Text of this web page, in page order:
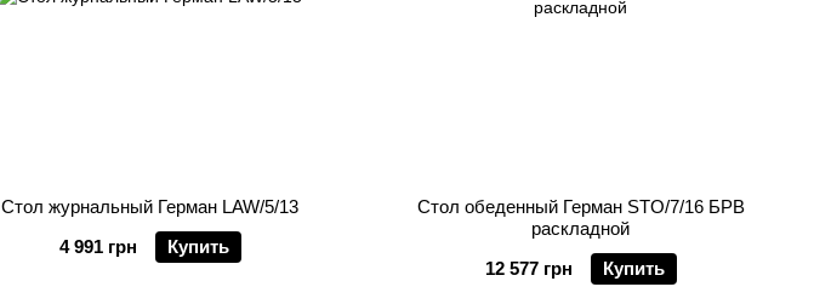
Стол журнальный Герман LAW/5/13
4 991 грн
Купить
Стол обеденный Герман STO/7/16 БРВ
раскладной
12 577 грн
Купить